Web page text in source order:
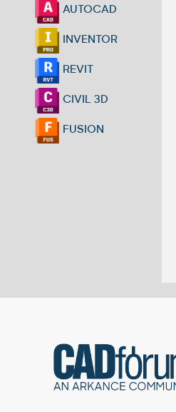
AUTOCAD
INVENTOR
REVIT
CIVIL 3D
FUSION